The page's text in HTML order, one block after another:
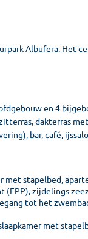
Albufera. Het
en 4
dakterras
bar, café,
met stapelbed,
zijdelings
tot het
met